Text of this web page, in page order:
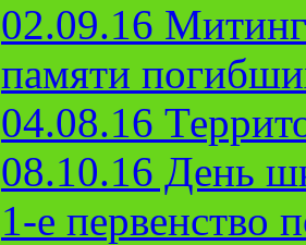
02.09.16
памяти
04.08.16
08.10.16 День
1-е первенство